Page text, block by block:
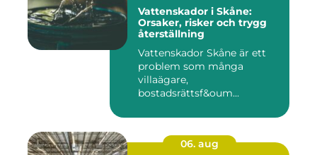
Vattenskador i Skåne:
Orsaker, risker och trygg
återställning
Vattenskador Skåne är ett
problem som många
villaägare,
bostadsrättsf&oum...
06. aug